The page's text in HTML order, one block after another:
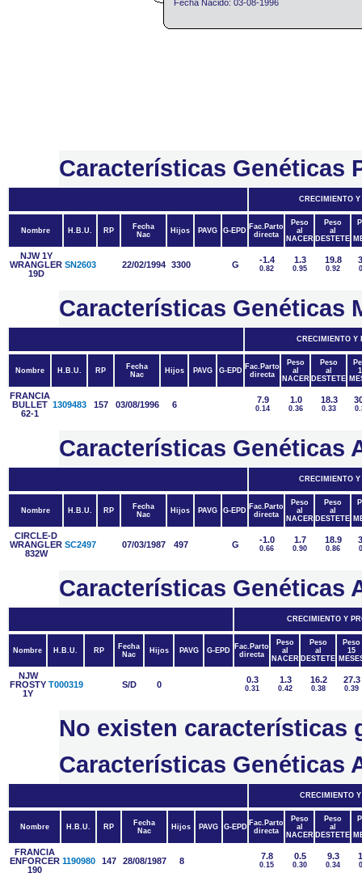
Fecha Nacido: 03-08-1996
Características Genéticas
CRECIMIENTO
Nombre H.B.U. RP
Fecha
Nac
Hijos PAVG G-EPD Fac.Parto
directa
Peso
al
NACER
Peso
al
DESTETE
NJW 1Y
WRANGLER
19D
SN2603 22/02/1994 3300 G -1.4
0.82
1.3
0.95
19.8
0.92
Características Genéticas
CRECIMIENTO Y
Nombre H.B.U. RP
Fecha
Nac
Hijos PAVG G-EPD Fac.Parto
directa
Peso
al
NACER
Peso
al
DESTETE
FRANCIA
BULLET
62-1
1309483 157 03/08/1996 6 7.9
0.14
1.0
0.36
18.3
0.33
Características Genéticas
CRECIMIENTO
Nombre H.B.U. RP
Fecha
Nac
Hijos PAVG G-EPD Fac.Parto
directa
Peso
al
NACER
Peso
al
DESTETE
CIRCLE-D
WRANGLER
832W
SC2497 07/03/1987 497 G -1.0
0.66
1.7
0.90
18.9
0.86
Características Genéticas
CRECIMIENTO Y
Nombre H.B.U. RP
Fecha
Nac
Hijos PAVG G-EPD
Fac.Parto
directa
Peso
al
NACER
Peso
al
DESTETE
Peso
15
NJW
FROSTY
1Y
T000319 S/D 0 0.3
0.31
1.3
0.42
16.2
0.38
27.3
0.39
No existen características
Características Genéticas
CRECIMIENTO
Nombre H.B.U. RP
Fecha
Nac
Hijos PAVG G-EPD Fac.Parto
directa
Peso
al
NACER
Peso
al
DESTETE
FRANCIA
ENFORCER
190
1190980 147 28/08/1987 8 7.8
0.15
0.5
0.30
9.3
0.34